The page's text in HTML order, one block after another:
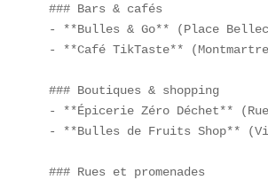
### Bars & cafés
- **Bulles & Go** (Place
- **Café TikTaste**
### Boutiques & shopping
- **Épicerie Zéro Déchet**
- **Bulles de Fruits Shop**
### Rues et promenades